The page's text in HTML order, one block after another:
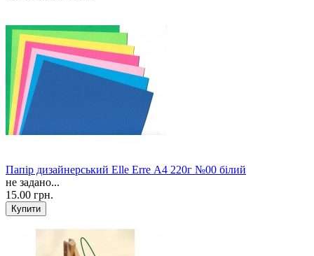
Папір дизайнерський Elle Erre А4 220г №00 білий
не задано...
15.00 грн.